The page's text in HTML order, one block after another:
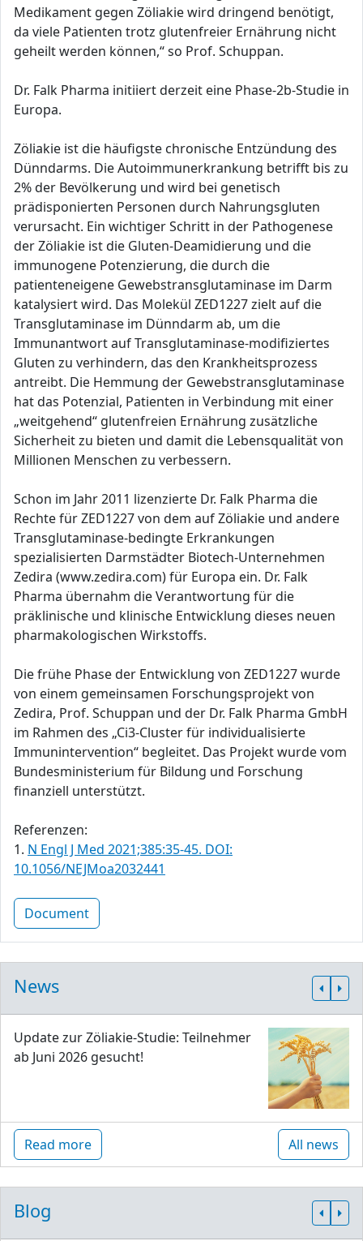
Medikament gegen Zöliakie wird dringend benötigt,
da viele Patienten trotz glutenfreier Ernährung nicht
geheilt werden können,“ so Prof. Schuppan.
Dr. Falk Pharma initiiert derzeit eine Phase-2b-Studie in
Europa.
Zöliakie ist die häufigste chronische Entzündung des
Dünndarms. Die Autoimmunerkrankung betrifft bis zu
2% der Bevölkerung und wird bei genetisch
prädisponierten Personen durch Nahrungsgluten
verursacht. Ein wichtiger Schritt in der Pathogenese
der Zöliakie ist die Gluten-Deamidierung und die
immunogene Potenzierung, die durch die
patienteneigene Gewebstransglutaminase im Darm
katalysiert wird. Das Molekül ZED1227 zielt auf die
Transglutaminase im Dünndarm ab, um die
Immunantwort auf Transglutaminase-modifiziertes
Gluten zu verhindern, das den Krankheitsprozess
antreibt. Die Hemmung der Gewebstransglutaminase
hat das Potenzial, Patienten in Verbindung mit einer
„weitgehend“ glutenfreien Ernährung zusätzliche
Sicherheit zu bieten und damit die Lebensqualität von
Millionen Menschen zu verbessern.
Schon im Jahr 2011 lizenzierte Dr. Falk Pharma die
Rechte für ZED1227 von dem auf Zöliakie und andere
Transglutaminase-bedingte Erkrankungen
spezialisierten Darmstädter Biotech-Unternehmen
Zedira (www.zedira.com) für Europa ein. Dr. Falk
Pharma übernahm die Verantwortung für die
präklinische und klinische Entwicklung dieses neuen
pharmakologischen Wirkstoffs.
Die frühe Phase der Entwicklung von ZED1227 wurde
von einem gemeinsamen Forschungsprojekt von
Zedira, Prof. Schuppan und der Dr. Falk Pharma GmbH
im Rahmen des „Ci3-Cluster für individualisierte
Immunintervention“ begleitet. Das Projekt wurde vom
Bundesministerium für Bildung und Forschung
finanziell unterstützt.
Referenzen:
1. N Engl J Med 2021;385:35-45. DOI:
10.1056/NEJMoa2032441
Document
News
Update zur Zöliakie-Studie: Teilnehmer
ab Juni 2026 gesucht!
Read more All news
Blog